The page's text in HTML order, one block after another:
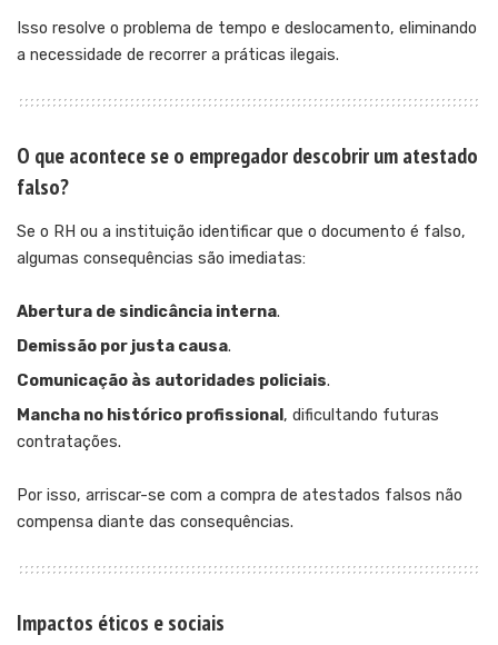
Isso resolve o problema de tempo e deslocamento, eliminando
a necessidade de recorrer a práticas ilegais.
O que acontece se o empregador descobrir um atestado
falso?
Se o RH ou a instituição identificar que o documento é falso,
algumas consequências são imediatas:
Abertura de sindicância interna.
Demissão por justa causa.
Comunicação às autoridades policiais.
Mancha no histórico profissional , dificultando futuras
contratações.
Por isso, arriscar-se com a compra de atestados falsos não
compensa diante das consequências.
Impactos éticos e sociais